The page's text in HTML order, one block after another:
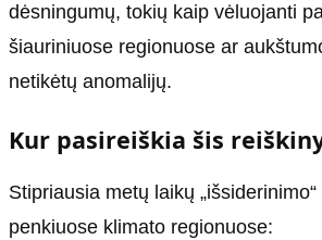
dėsningumų, tokių kaip vėluojanti
šiauriniuose regionuose ar
netikėtų anomalijų.
Kur pasireiškia šis
Stipriausia metų laikų
penkiuose klimato regionuose: